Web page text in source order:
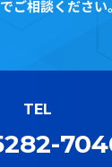
ご相談くださ
TEL